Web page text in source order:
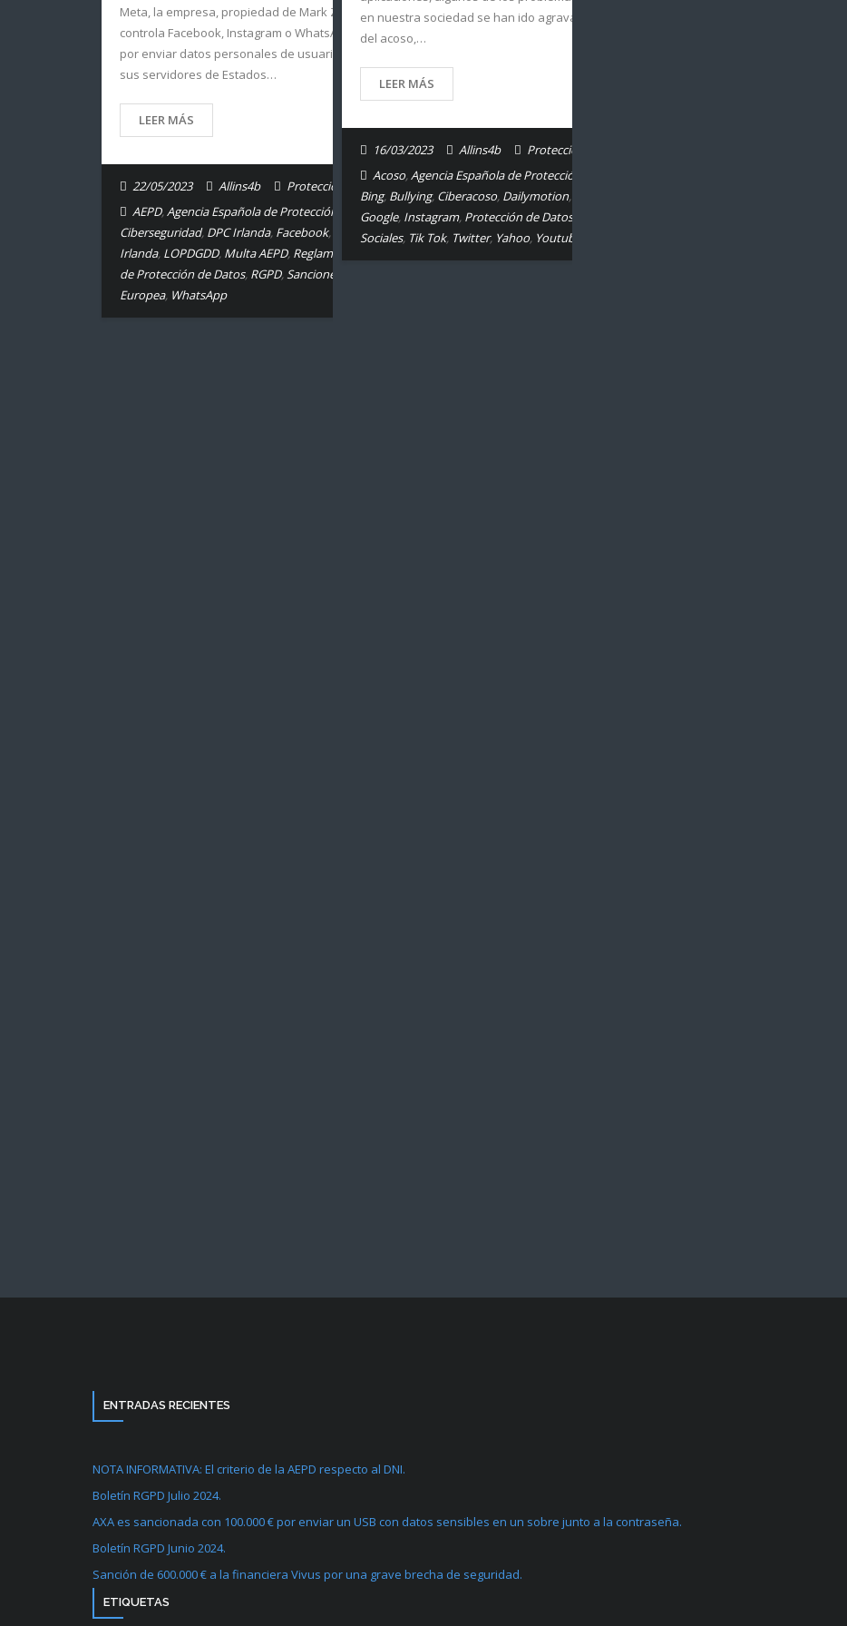
Meta, la empresa, propiedad de Mark Zuckerberg, que
controla Facebook, Instagram o WhatsApp, entre otras,
por enviar datos personales de usuarios europeos a
sus servidores de Estados…
LEER MÁS
22/05/2023 Allins4b
Protección de Datos.
AEPD,Agencia Española de Protección de Datos,
Ciberseguridad, DPC Irlanda, Facebook, Instagram,
Irlanda, LOPDGDD, Multa AEPD, Reglamento General
de Protección de Datos, RGPD,Sanciones RGPD
Europea, WhatsApp
en nuestra sociedad se han ido agravando. Hablamos
del acoso,…
LEER MÁS
16/03/2023 Allins4b
Protección de Datos.
Acoso,Agencia Española de Protección de Datos
Bing, Bullying, Ciberacoso, Dailymotion,
Google, Instagram, Protección de Datos
Sociales, Tik Tok, Twitter, Yahoo, Youtube
ENTRADAS RECIENTES
NOTA INFORMATIVA: El criterio de la AEPD respecto al DNI.
Boletín RGPD Julio 2024.
AXA es sancionada con 100.000 € por enviar un USB con datos sensibles en un sobre junto a la contraseña.
Boletín RGPD Junio 2024.
Sanción de 600.000 € a la financiera Vivus por una grave brecha de seguridad.
ETIQUETAS